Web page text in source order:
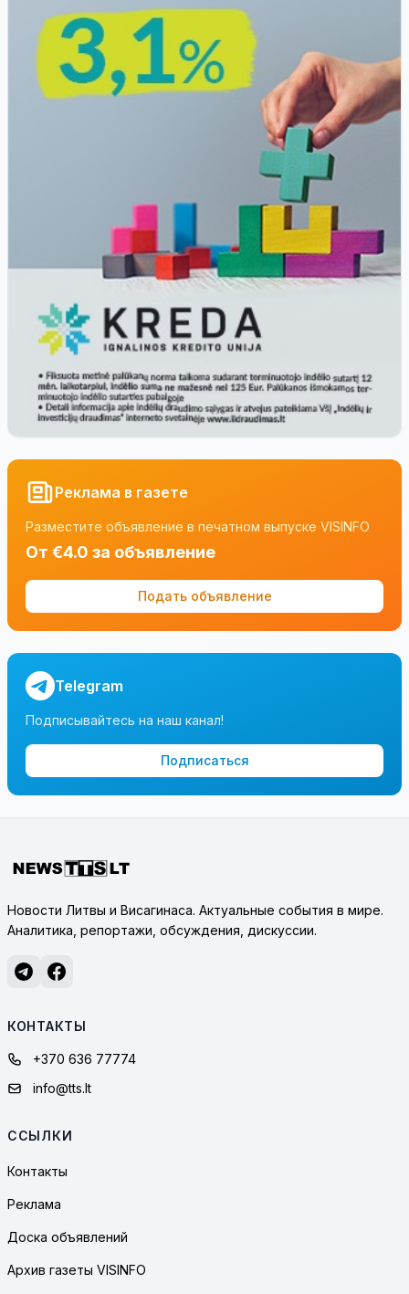
Реклама в газете
Разместите объявление в печатном выпуске VISINFO
От €4.0 за объявление
Подать объявление
Telegram
Подписывайтесь на наш канал!
Подписаться
Новости Литвы и Висагинаса. Актуальные события в мире.
Аналитика, репортажи, обсуждения, дискуссии.
КОНТАКТЫ
+370 636 77774
info@tts.lt
ССЫЛКИ
Контакты
Реклама
Доска объявлений
Архив газеты VISINFO